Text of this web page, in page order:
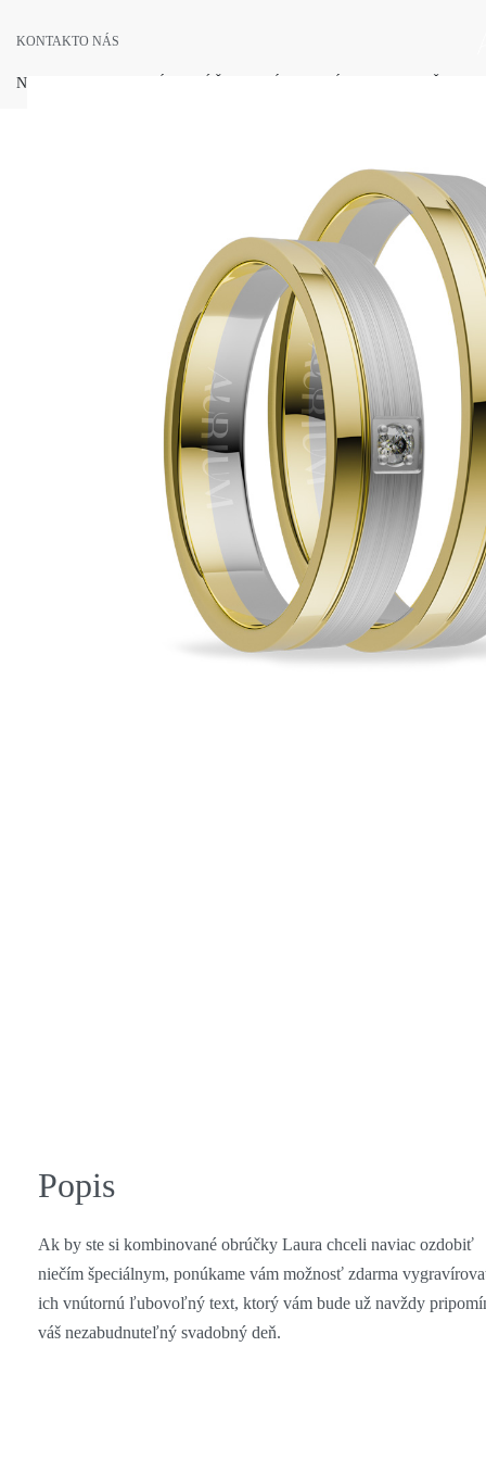
KONTAKTO NÁS
NOVINKY
Popis
Ak by ste si kombinované obrúčky Laura chceli naviac ozdobiť
niečím špeciálnym, ponúkame vám možnosť zdarma
ich vnútornú ľubovoľný text, ktorý vám bude už navždy
váš nezabudnuteľný svadobný deň.